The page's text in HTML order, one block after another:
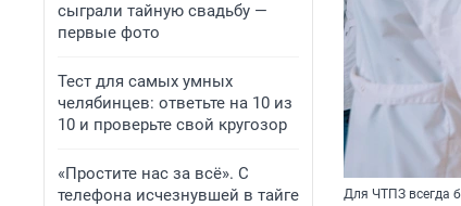
сыграли тайную свадьбу —
первые фото
Тест для самых умных
челябинцев: ответьте на 10 из
10 и проверьте свой кругозор
«Простите нас за всё». С
телефона исчезнувшей в тайге
Для ЧТПЗ всегда